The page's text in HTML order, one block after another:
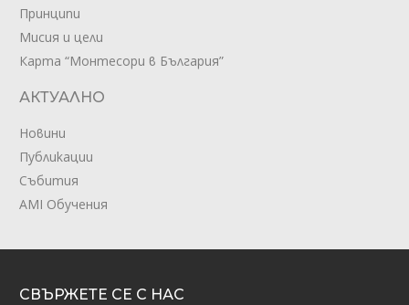
Принципи
Мисия и цели
Карта “Монтесори в България”
АКТУАЛНО
Новини
Публикации
Събития
AMI Обучения
СВЪРЖЕТЕ СЕ С НАС